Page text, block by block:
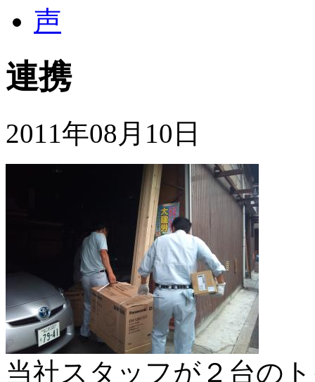
連携
2011年08月10日
当社スタッフが２台の